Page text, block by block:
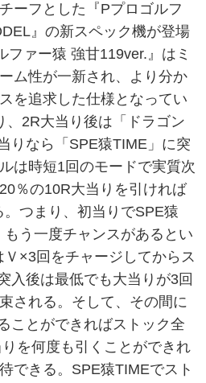
ーフとした『Pプロゴルフ
』の新スペック機が登場
ファー猿 強甘119ver.』はミ
ム性が一新され、より分か
を追求した仕様となってい
、2R大当り後は「ドラゴン
りなら「SPE猿TIME」に突
は時短1回のモードで実質次
％の10R大当りを引ければ
つまり、初当りでSPE猿
う一度チャンスがあるとい
×3回をチャージしてからス
入後は最低でも大当りが3回
される。そして、その間に
ことができればストック全
を何度も引くことができれ
できる。SPE猿TIMEでスト